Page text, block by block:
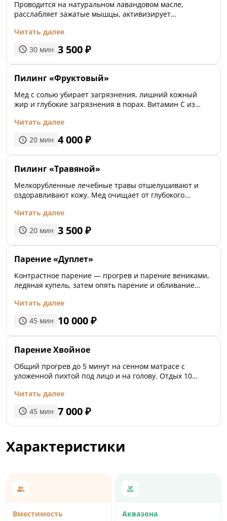
Проводится на натуральном лавандовом масле,
расслабляет зажатые мышцы, активизирует
Читать далее
30 мин 3 500₽
Пилинг «Фруктовый»
Мед с солью убирает загрязнения, лишний кожный
жир и глубокие загрязнения в порах. Витамин С из
Завершает пилинг протирание свежим апельсином
поры.
Читать далее
20 мин 4 000₽
Пилинг «Травяной»
Мелкорубленные лечебные травы отшелушивают и
оздоравливают кожу. Мед очищает от глубокого
Читать далее
20 мин 3 500₽
Парение «Дуплет»
Контрастное парение — прогрев и парение вениками,
ледяная купель, затем опять парение и обливание
клеточку организма бодростью и новой энергией.
города.
Читать далее
45 мин 10 000₽
Парение Хвойное
Общий прогрев до 5 минут на сенном матрасе с
уложенной пихтой под лицо и на голову. Отдых 10
проливанием минеральной водой 7-10 минут.
Читать далее
45 мин 7 000₽
Характеристики
Вместимость Аквазона